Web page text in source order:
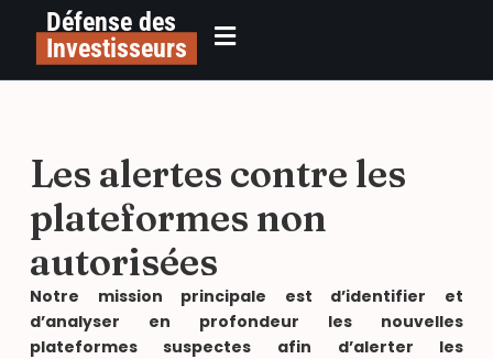
Défense des
Investisseurs
Les alertes contre les
plateformes non
autorisées
Notre mission principale est d’identifier et
d’analyser en profondeur les nouvelles
plateformes suspectes afin d’alerter les